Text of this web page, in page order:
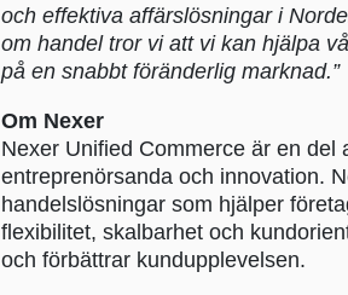
och effektiva affärslösningar i
om handel tror vi att vi kan hjälpa
på en snabbt föränderlig marknad.”
Om Nexer
Nexer Unified Commerce är en
entreprenörsanda och innovation.
handelslösningar som hjälper
flexibilitet, skalbarhet och
och förbättrar kundupplevelsen.